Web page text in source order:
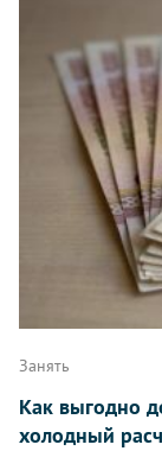
Занять
Как выгодно
холодный